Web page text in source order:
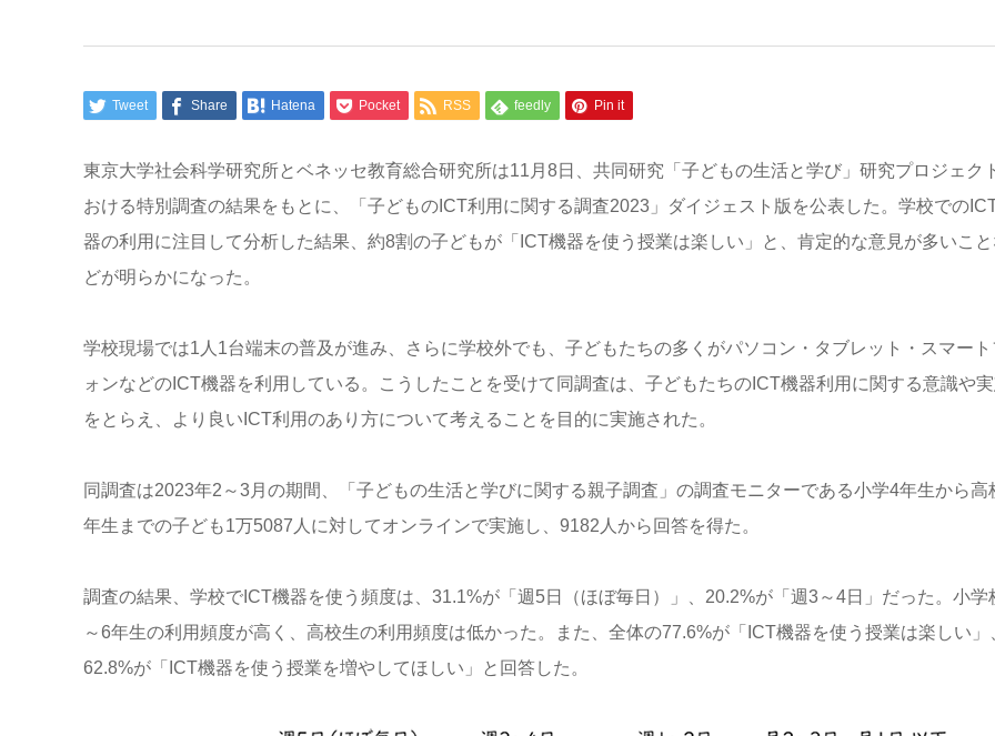
Tweet Share Hatena Pocket RSS feedly Pin it
東京大学社会科学研究所とベネッセ教育総合研究所は11 月 8日、共同研究「子どもの生活と学び」研究プロジェク
おける特別調査の結果をもとに、「子どものICT利用に関する調査2023」ダイジェスト版を公表した。学校での
器の利用に注目して分析した結果、約8割の子どもが「 ICT機器を使う授業は楽しい」と、肯定的な意見が多いこ
どが明らかになった。
学校現場では1 人 1台端末の普及が進み、さらに学校外でも、子どもたちの多くがパソコン・タブレット・スマート
ォンなどのICT機器を利用している。こうしたことを受けて同調査は、子どもたちのICT機器利用に関する意識や
をとらえ、より良い ICT利用のあり方について考えることを目的に実施された。
同調査は2023年2 ～3月の期間、「子どもの生活と学びに関する親子調査」の調査モニターである小学4年生から高
年生までの子ども1万5087 人に対してオンラインで実施し、 9182 人から回答を得た。
調査の結果、学校でICT機器を使う頻度は、 31.1%が「週 5日（ほぼ毎日）」、 20.2%が「週3～4日」だった。小学
～6年生の利用頻度が高く、高校生の利用頻度は低かった。また、全体の77.6%が「 ICT機器を使う授業は楽しい」
62.8%が「 ICT機器を使う授業を増やしてほしい」と回答した。